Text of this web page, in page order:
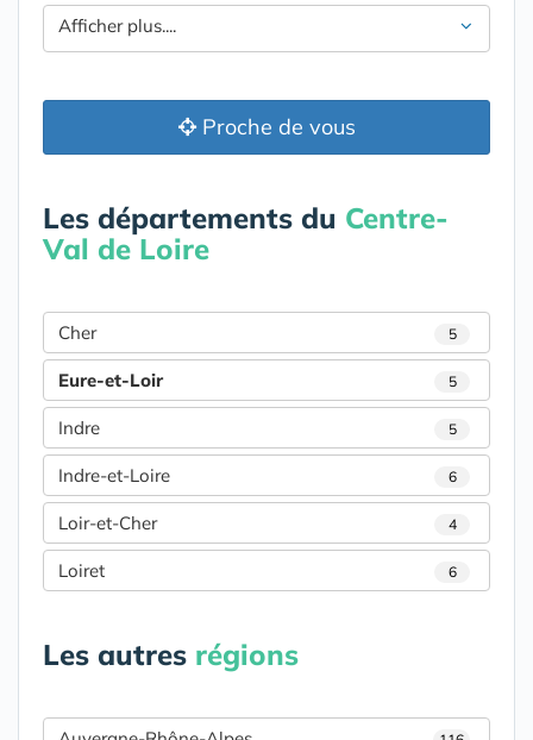
Afficher plus....
Proche de vous
Les départements du Centre-
Val de Loire
Cher 5
Eure-et-Loir 5
Indre 5
Indre-et-Loire 6
Loir-et-Cher 4
Loiret 6
Les autres régions